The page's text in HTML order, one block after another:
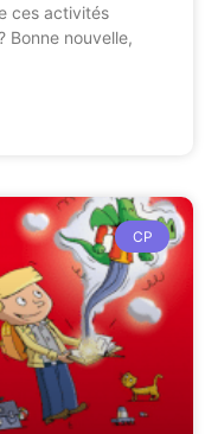
ces activités
Bonne nouvelle,
CP